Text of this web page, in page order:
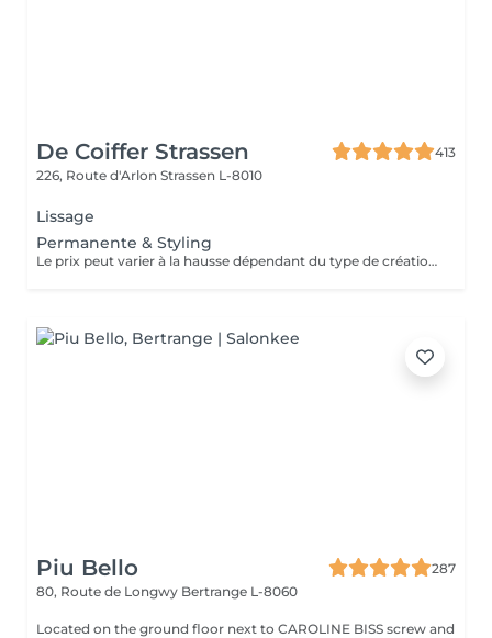
De Coiffer Strassen
413
226, Route d'Arlon Strassen L-8010
Lissage
Permanente & Styling
Le prix peut varier à la hausse dépendant du type de création finalement réalisée.
Piu Bello
287
80, Route de Longwy Bertrange L-8060
Located on the ground floor next to CAROLINE BISS screw and